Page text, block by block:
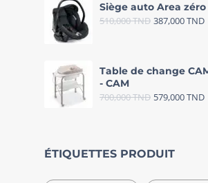
Siège auto Area zéro
510,000TND 387,000TND
Table de change
- CAM
700,000TND 579,000TND
ÉTIQUETTES PRODUIT